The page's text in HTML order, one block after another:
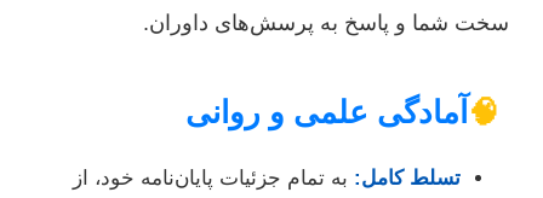
سخت شما و پاسخ به پرسش‌های داوران.
🧠 آمادگی علمی و روانی
تسلط کامل: به تمام جزئیات پایان‌نامه خود، از